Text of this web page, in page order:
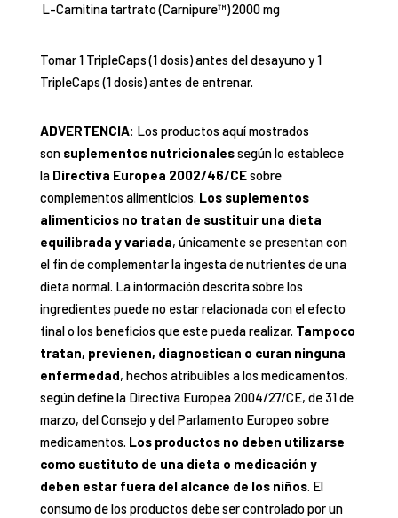
L-Carnitina tartrato (Carnipure™)2000 mg
Tomar 1 TripleCaps (1 dosis) antes del desayuno y 1
TripleCaps (1 dosis) antes de entrenar.
ADVERTENCIA: Los productos aquí mostrados
son suplementos nutricionalessegún lo establece
la Directiva Europea 2002/46/CEsobre
complementos alimenticios. Los suplementos
alimenticios no tratan de sustituir una dieta
equilibrada y variada, únicamente se presentan con
el fin de complementar la ingesta de nutrientes de una
dieta normal. La información descrita sobre los
ingredientes puede no estar relacionada con el efecto
final o los beneficios que este pueda realizar. Tampoco
tratan, previenen, diagnostican o curan ninguna
enfermedad, hechos atribuibles a los medicamentos,
según define la Directiva Europea 2004/27/CE, de 31 de
marzo, del Consejo y del Parlamento Europeo sobre
medicamentos. Los productos no deben utilizarse
como sustituto de una dieta o medicación y
deben estar fuera del alcance de los niños. El
consumo de los productos debe ser controlado por un